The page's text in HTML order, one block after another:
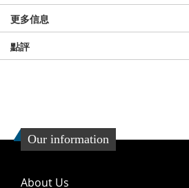
更多信息
點評
Our information
About Us